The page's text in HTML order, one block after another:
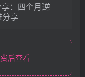
：四个月逆
享
后查看